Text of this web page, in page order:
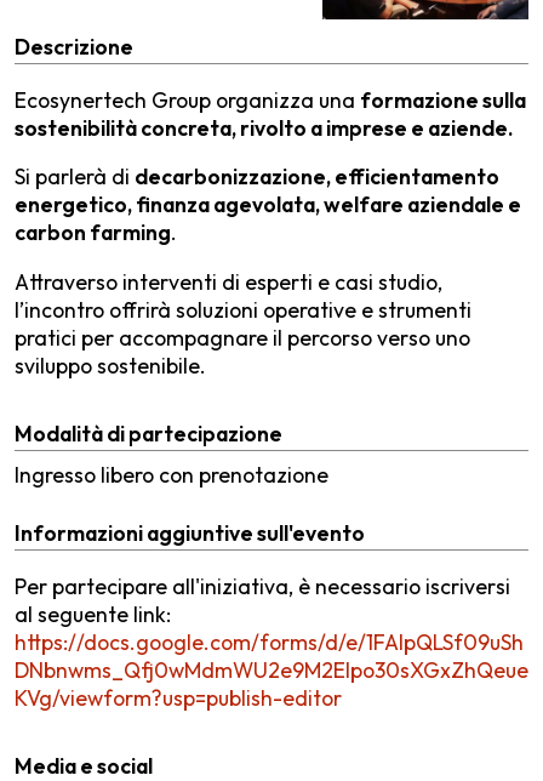
Descrizione
Ecosynertech Group organizza una formazione sulla
sostenibilità concreta, rivolto a imprese e aziende.
Si parlerà di decarbonizzazione, efficientamento
energetico, finanza agevolata, welfare aziendale e
carbon farming.
Attraverso interventi di esperti e casi studio,
l’incontro offrirà soluzioni operative e strumenti
pratici per accompagnare il percorso verso uno
sviluppo sostenibile.
Modalità di partecipazione
Ingresso libero con prenotazione
Informazioni aggiuntive sull'evento
Per partecipare all'iniziativa, è necessario iscriversi
al seguente link:
https://docs.google.com/forms/d/e/1FAIpQLSf09uSh
DNbnwms_Qfj0wMdmWU2e9M2EIpo30sXGxZhQeue
KVg/viewform?usp=publish-editor
Media e social